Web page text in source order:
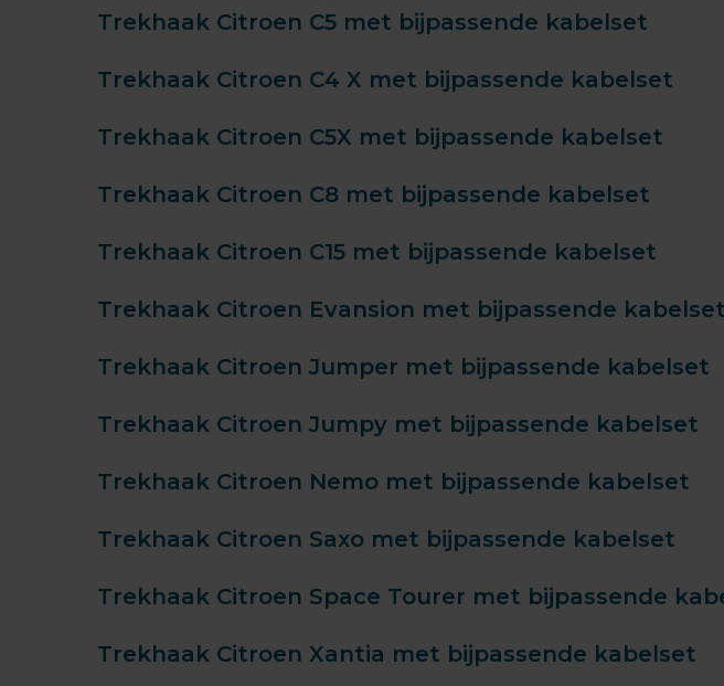
Trekhaak Citroen C5 met bijpassende kabelset
Trekhaak Citroen C4 X met bijpassende kabelset
Trekhaak Citroen C5X met bijpassende kabelset
Trekhaak Citroen C8 met bijpassende kabelset
Trekhaak Citroen C15 met bijpassende kabelset
Trekhaak Citroen Evansion met bijpassende kabelset
Trekhaak Citroen Jumper met bijpassende kabelset
Trekhaak Citroen Jumpy met bijpassende kabelset
Trekhaak Citroen Nemo met bijpassende kabelset
Trekhaak Citroen Saxo met bijpassende kabelset
Trekhaak Citroen Space Tourer met bijpassende
Trekhaak Citroen Xantia met bijpassende kabelset